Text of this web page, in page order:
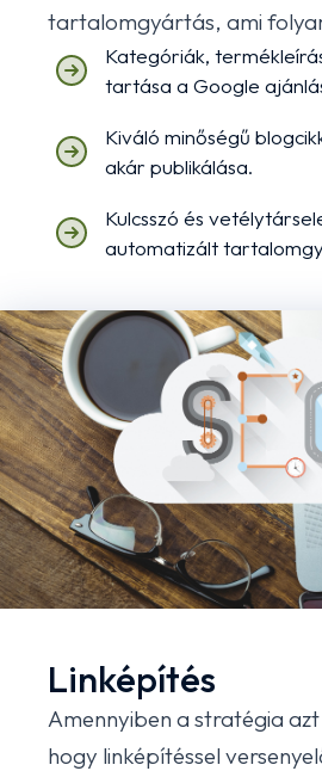
tartalomgyártás, ami
Kategóriák,
tartása a Google
Kiváló minőségű
akár publikálása.
Kulcsszó és
automatizált
Linképítés
Amennyiben a stratégia azt
hogy linképítéssel